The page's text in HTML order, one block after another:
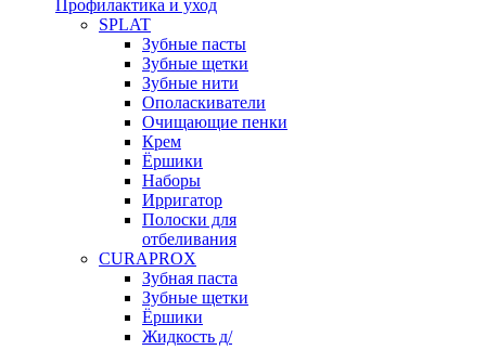
Профилактика и уход
SPLAT
Зубные пасты
Зубные щетки
Зубные нити
Ополаскиватели
Очищающие пенки
Крем
Ёршики
Наборы
Ирригатор
Полоски для
отбеливания
CURAPROX
Зубная паста
Зубные щетки
Ёршики
Жидкость д/